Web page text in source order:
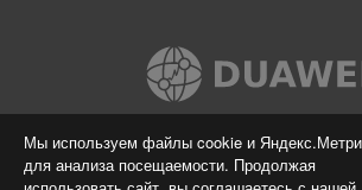
Мы используем файлы cookie и
для анализа посещаемости. Продолжая
Вконтакте
© 2009-2026 Я-пою